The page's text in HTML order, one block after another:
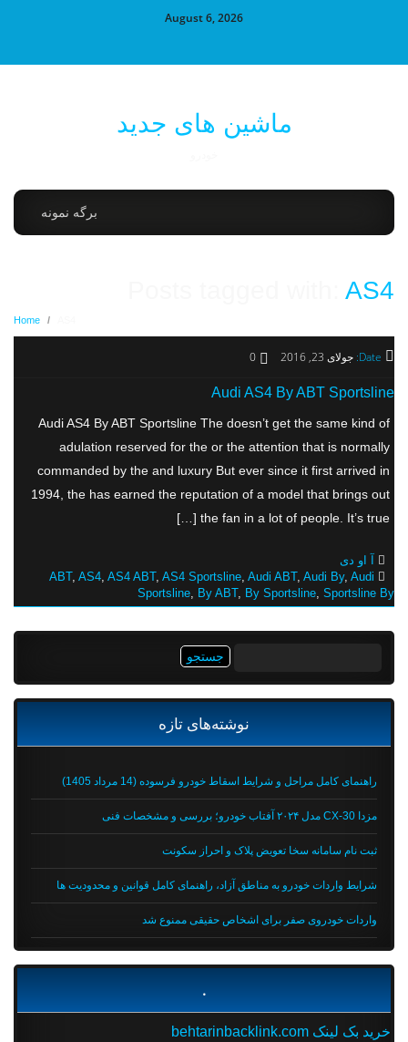
August 6, 2026
ماشین های جدید
برگه نمونه
Posts tagged with:AS4
Home
Date: جولای 23, 2016 0
Audi AS4 By ABT Sportsline
Audi AS4 By ABT Sportsline The doesn’t get the same kind of
adulation reserved for the or the attention that is normally
commanded by the and luxury But ever since it first arrived in
1994, the has earned the reputation of a model that brings out
the fan in a lot of people. It’s true […]
آ او دی
ABT,AS4,AS4 ABT,AS4 Sportsline,Audi ABT,Audi By,Audi
Sportsline,By ABT,By Sportsline,Sportsline By
نوشته‌های تازه
راهنمای کامل مراحل و شرایط اسقاط خودرو فرسوده (14 مرداد 1405)
مزدا CX-30 مدل ۲۰۲۴ آفتاب خودرو؛ بررسی و مشخصات فنی
ثبت نام سامانه سخا تعویض پلاک و احراز سکونت
شرایط واردات خودرو به مناطق آزاد، راهنمای کامل قوانین و محدودیت ها
واردات خودروی صفر برای اشخاص حقیقی ممنوع شد
خرید بک لینک behtarinbacklink.com